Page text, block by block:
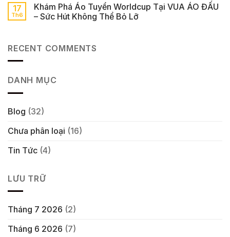
17
Th6
Khám Phá Áo Tuyển Worldcup Tại VUA ÁO ĐẤU
– Sức Hút Không Thể Bỏ Lỡ
RECENT COMMENTS
DANH MỤC
Blog (32)
Chưa phân loại (16)
Tin Tức (4)
LƯU TRỮ
Tháng 7 2026 (2)
Tháng 6 2026 (7)